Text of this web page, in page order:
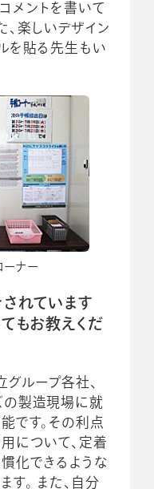
メントを書いて
、楽しいデザイン
を貼る先生もい
ーナー
れています
もお教えくだ
ループ各社、
の製造現場に就
です。その利点
について、定着
化できるような
す。 また、自分